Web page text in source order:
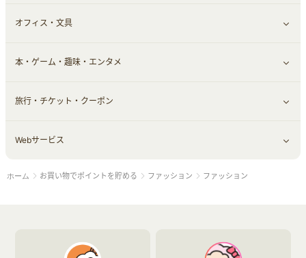
不動産
引越し
エコ・エネルギー
車情報・カーシェア・レンタル
中古車
ギフト・贈答品
すべて見る
習い事・学習・学校
仕事・転職
オフィス・文具
すべて見る
オフィス・文具
本・ゲーム・趣味・エンタメ
すべて見る
ゲーム・趣味
音楽・シネマ・エンタメ
旅行・チケット・クーポン
すべて見る
旅行・レジャー・航空券・宿泊
Webサービス
すべて見る
ホーム お買い物でポイントを貯める ファッション ファッション